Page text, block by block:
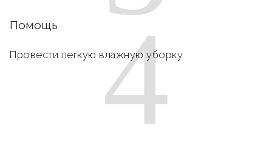
4
Помощь
Провести легкую влажную уборку